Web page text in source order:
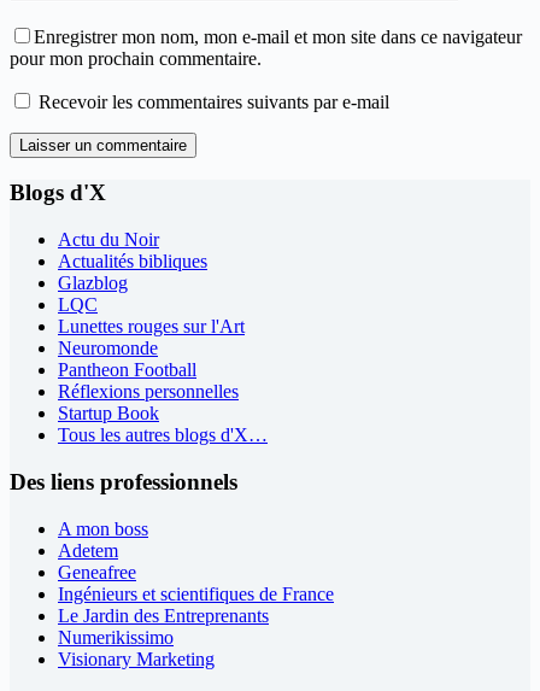
Enregistrer mon nom, mon e-mail et mon site dans ce navigateur
pour mon prochain commentaire.
Recevoir les commentaires suivants par e-mail
Laisser un commentaire
Blogs d'X
Actu du Noir
Actualités bibliques
Glazblog
LQC
Lunettes rouges sur l'Art
Neuromonde
Pantheon Football
Réflexions personnelles
Startup Book
Tous les autres blogs d'X…
Des liens professionnels
A mon boss
Adetem
Geneafree
Ingénieurs et scientifiques de France
Le Jardin des Entreprenants
Numerikissimo
Visionary Marketing